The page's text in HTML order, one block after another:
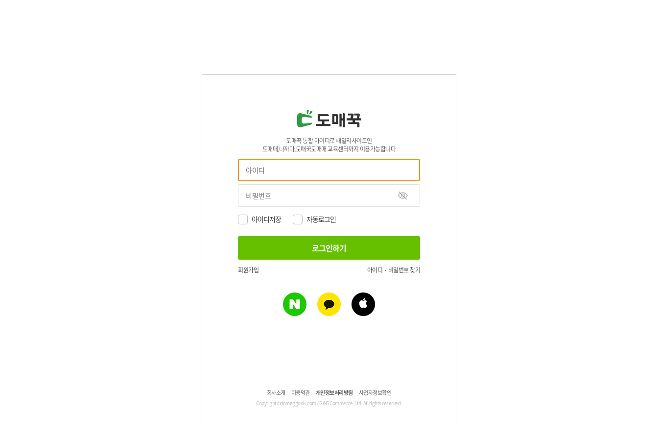
도매꾹 통합 아이디로 패밀리사이트인
도매매,나까마,도매꾹도매매 교육센터까지 이용가능합니다
아이디저장 자동로그인
회원가입 아이디 · 비밀번호 찾기
회사소개 이용약관 개인정보처리방침 사업자정보확인
Copyright©domeggook.com / G&G Commerce, Ltd. All rights reserved.